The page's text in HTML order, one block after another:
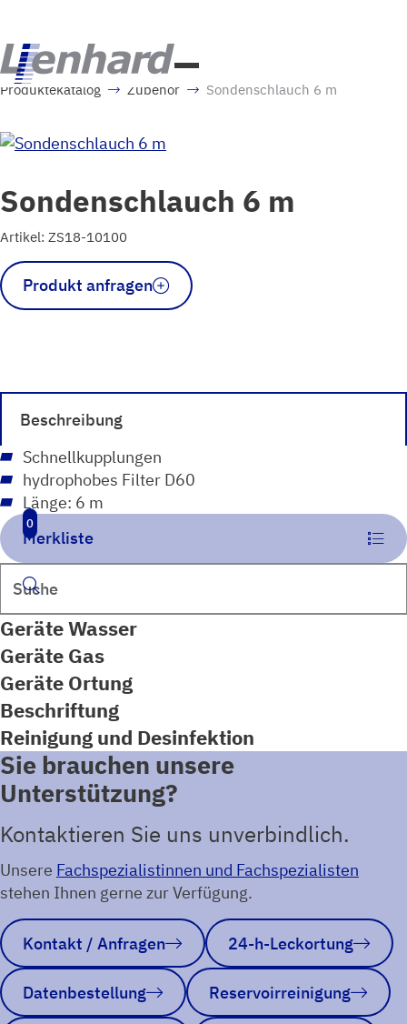
Merkliste
0
Suchen
Geräte Wasser
Geräte Gas
Geräte Ortung
Beschriftung
Reinigung und Desinfektion
Produktekatalog Zubehör Sondenschlauch 6 m
Sondenschlauch 6 m
Artikel: ZS18-10100
Sondenschlauch
6
Produkt anfragen
Beschreibung
Schnellkupplungen
hydrophobes Filter D60
Länge: 6 m
Sie brauchen unsere
Unterstützung?
Kontaktieren Sie uns unverbindlich.
Unsere Fachspezialistinnen und Fachspezialisten
stehen Ihnen gerne zur Verfügung.
Kontakt / Anfragen 24-h-Leckortung
Datenbestellung Reservoirreinigung